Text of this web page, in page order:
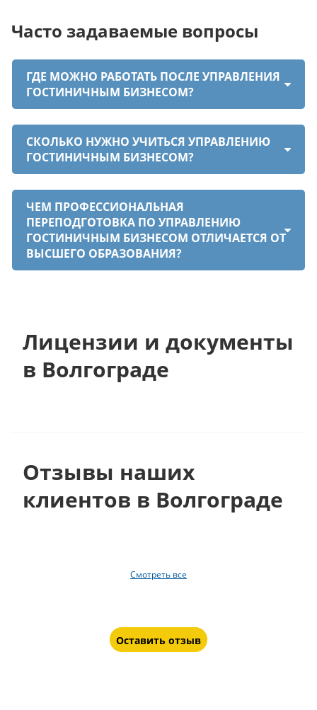
Часто задаваемые вопросы
ГДЕ МОЖНО РАБОТАТЬ ПОСЛЕ УПРАВЛЕНИЯ
ГОСТИНИЧНЫМ БИЗНЕСОМ?
СКОЛЬКО НУЖНО УЧИТЬСЯ УПРАВЛЕНИЮ
ГОСТИНИЧНЫМ БИЗНЕСОМ?
ЧЕМ ПРОФЕССИОНАЛЬНАЯ
ПЕРЕПОДГОТОВКА ПО УПРАВЛЕНИЮ
ГОСТИНИЧНЫМ БИЗНЕСОМ ОТЛИЧАЕТСЯ ОТ
ВЫСШЕГО ОБРАЗОВАНИЯ?
Лицензии и документы
в Волгограде
Отзывы наших
клиентов в Волгограде
Смотреть все
Оставить отзыв